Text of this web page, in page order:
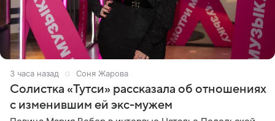
3 часа назад Соня Жарова
Солистка «Тутси» рассказала об отношениях
с изменившим ей экс-мужем